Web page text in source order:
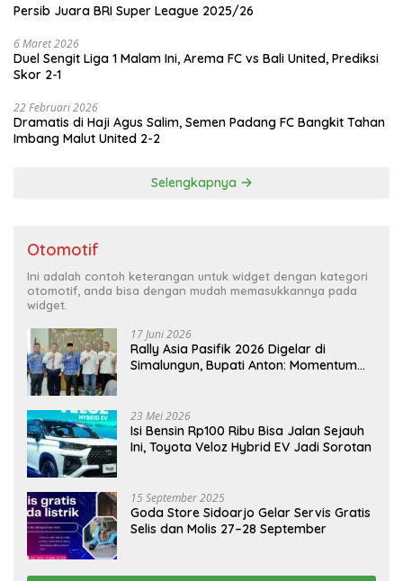
Persib Juara BRI Super League 2025/26
6 Maret 2026
Duel Sengit Liga 1 Malam Ini, Arema FC vs Bali United, Prediksi
Skor 2-1
22 Februari 2026
Dramatis di Haji Agus Salim, Semen Padang FC Bangkit Tahan
Imbang Malut United 2-2
Selengkapnya
Otomotif
Ini adalah contoh keterangan untuk widget dengan kategori
otomotif, anda bisa dengan mudah memasukkannya pada
widget.
17 Juni 2026
Rally Asia Pasifik 2026 Digelar di
Simalungun, Bupati Anton: Momentum
23 Mei 2026
Isi Bensin Rp100 Ribu Bisa Jalan Sejauh
Ini, Toyota Veloz Hybrid EV Jadi Sorotan
15 September 2025
Goda Store Sidoarjo Gelar Servis Gratis
Selis dan Molis 27–28 September